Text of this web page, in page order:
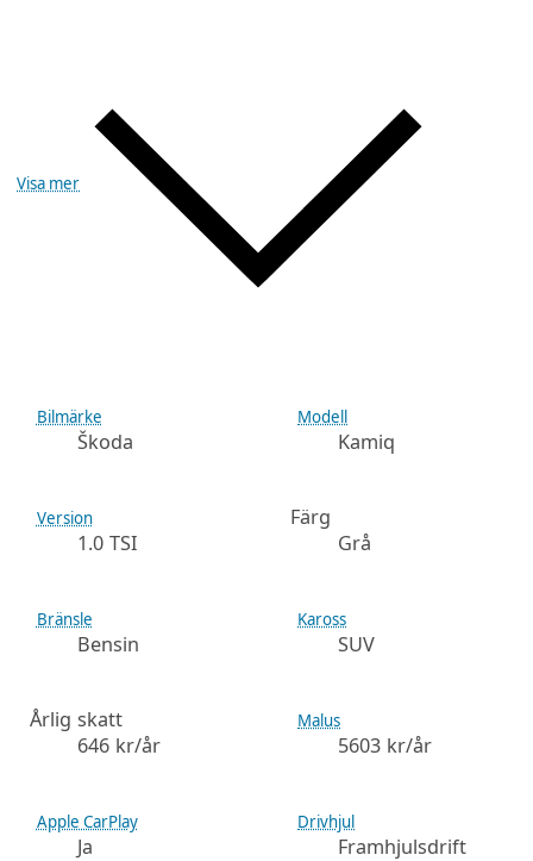
Visa mer
Bilmärke
Škoda
Modell
Kamiq
Version
1.0 TSI
Färg
Grå
Bränsle
Bensin
Kaross
SUV
Årlig skatt
646 kr/år
Malus
5603 kr/år
Apple CarPlay
Ja
Drivhjul
Framhjulsdrift